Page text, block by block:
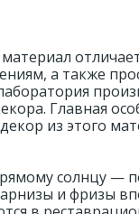
а также
Главная
из этого
солнцу —
и фризы